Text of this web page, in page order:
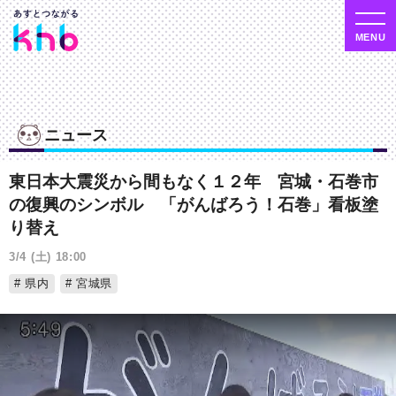
ニュース
東日本大震災から間もなく１２年 宮城・石巻市
の復興のシンボル 「がんばろう！石巻」看板塗
り替え
3/4 (土) 18:00
県内
宮城県